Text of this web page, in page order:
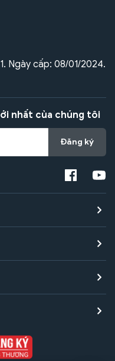
Ngày cấp: 08/01/2024.
nhất của chúng tôi
Đăng ký